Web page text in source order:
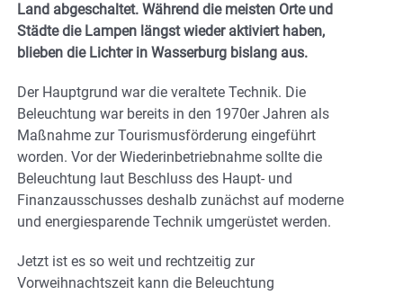
Land abgeschaltet. Während die meisten Orte und
Städte die Lampen längst wieder aktiviert haben,
blieben die Lichter in Wasserburg bislang aus.
Der Hauptgrund war die veraltete Technik. Die
Beleuchtung war bereits in den 1970er Jahren als
Maßnahme zur Tourismusförderung eingeführt
worden. Vor der Wiederinbetriebnahme sollte die
Beleuchtung laut Beschluss des Haupt- und
Finanzausschusses deshalb zunächst auf moderne
und energiesparende Technik umgerüstet werden.
Jetzt ist es so weit und rechtzeitig zur
Vorweihnachtszeit kann die Beleuchtung